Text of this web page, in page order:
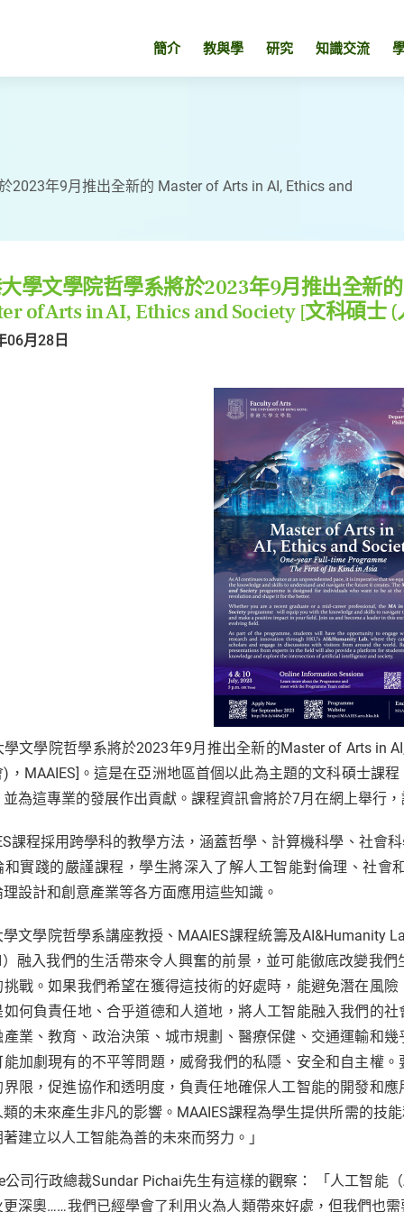
簡介 教與學 研究 知識交流
2023年9月推出全新的 Master of Arts in AI, Ethics and
學文學院哲學系將於2023年9月推出全新的
of Arts in AI, Ethics and Society [文科碩士
06月28日
學文學院哲學系將於2023年9月推出全新的Master of Arts in
)，MAAIES]。這是在亞洲地區首個以此為主題的文科碩士課
並為這專業的發展作出貢獻。課程資訊會將於7月在網上舉行
課程採用跨學科的教學方法，涵蓋哲學、計算機科學、社會
和實踐的嚴謹課程，學生將深入了解人工智能對倫理、社會
設計和創意產業等各方面應用這些知識。
文學院哲學系講座教授、MAAIES課程統籌及AI&Humanity
融入我們的生活帶來令人興奮的前景，並可能徹底改變我
挑戰。如果我們希望在獲得這技術的好處時，能避免潛在風
如何負責任地、合乎道德和人道地，將人工智能融入我們的
產業、教育、政治決策、城市規劃、醫療保健、交通運輸和
能加劇現有的不平等問題，威脅我們的私隱、安全和自主權
界限，促進協作和透明度，負責任地確保人工智能的開發和
的未來產生非凡的影響。MAAIES課程為學生提供所需的技
建立以人工智能為善的未來而努力。」
公司行政總裁Sundar Pichai先生有這樣的觀察： 「人工智能
更深奧……我們已經學會了利用火為人類帶來好處，但我們也